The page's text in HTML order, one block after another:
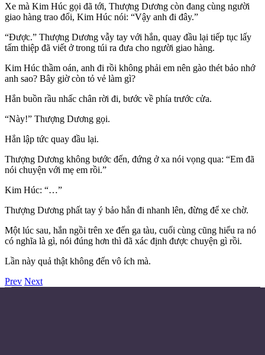
Xe mà Kim Húc gọi đã tới, Thượng Dương còn đang cùng người
giao hàng trao đổi, Kim Húc nói: “Vậy anh đi đây.”
“Được.” Thượng Dương vẫy tay với hắn, quay đầu lại tiếp tục lấy
tấm thiệp đã viết ở trong túi ra đưa cho người giao hàng.
Kim Húc thầm oán, anh đi rồi không phải em nên gào thét bảo nhớ
anh sao? Bây giờ còn tỏ vẻ làm gì?
Hắn buồn rầu nhấc chân rời đi, bước về phía trước cửa.
“Này!” Thượng Dương gọi.
Hắn lập tức quay đầu lại.
Thượng Dương không bước đến, đứng ở xa nói vọng qua: “Em đã
nói chuyện với mẹ em rồi.”
Kim Húc: “…”
Thượng Dương phất tay ý bảo hắn đi nhanh lên, đừng để xe chờ.
Một lúc sau, hắn ngồi trên xe đến ga tàu, cuối cùng cũng hiểu ra nó
có nghĩa là gì, nói đúng hơn thì đã xác định được chuyện gì rồi.
Lần này quả thật không đến vô ích mà.
Prev Next